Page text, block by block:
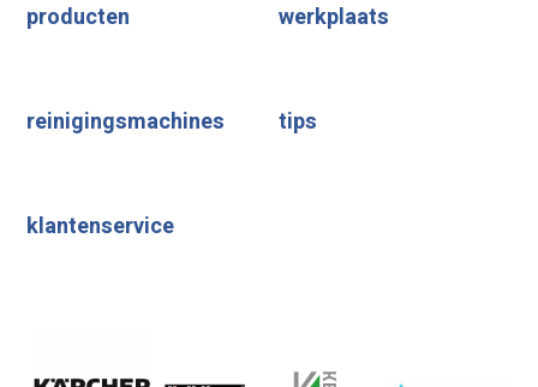
producten werkplaats
reinigingsmachines tips
klantenservice